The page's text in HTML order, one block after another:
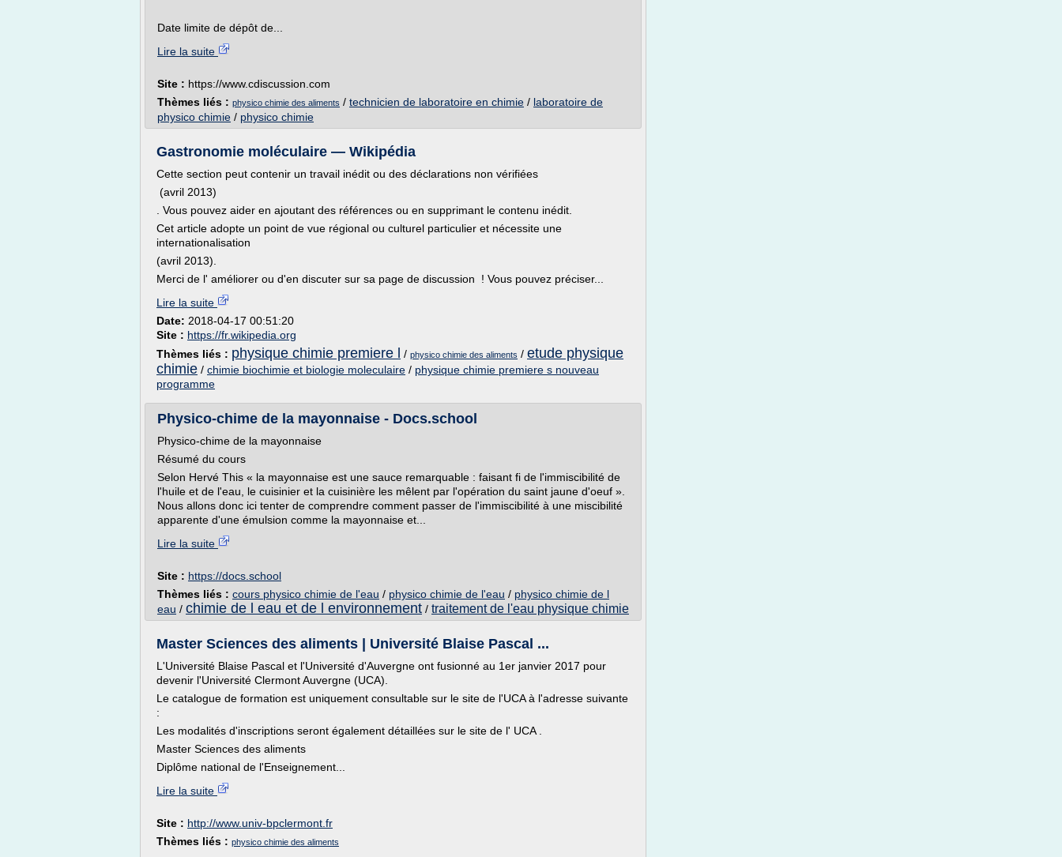
Date limite de dépôt de...
Lire la suite
Site : https://www.cdiscussion.com
Thèmes liés : physico chimie des aliments / technicien de laboratoire en chimie / laboratoire de
physico chimie / physico chimie
Gastronomie moléculaire — Wikipédia
Cette section peut contenir un travail inédit ou des déclarations non vérifiées
(avril 2013)
. Vous pouvez aider en ajoutant des références ou en supprimant le contenu inédit.
Cet article adopte un point de vue régional ou culturel particulier et nécessite une
internationalisation
(avril 2013).
Merci de l' améliorer ou d'en discuter sur sa page de discussion ! Vous pouvez préciser...
Lire la suite
Date: 2018-04-17 00:51:20
Site : https://fr.wikipedia.org
Thèmes liés : physique chimie premiere l / physico chimie des aliments / etude physique
chimie / chimie biochimie et biologie moleculaire / physique chimie premiere s nouveau
programme
Physico-chime de la mayonnaise - Docs.school
Physico-chime de la mayonnaise
Résumé du cours
Selon Hervé This « la mayonnaise est une sauce remarquable : faisant fi de l'immiscibilité de
l'huile et de l'eau, le cuisinier et la cuisinière les mêlent par l'opération du saint jaune d'oeuf ».
Nous allons donc ici tenter de comprendre comment passer de l'immiscibilité à une miscibilité
apparente d'une émulsion comme la mayonnaise et...
Lire la suite
Site : https://docs.school
Thèmes liés : cours physico chimie de l'eau / physico chimie de l'eau / physico chimie de l
eau / chimie de l eau et de l environnement / traitement de l'eau physique chimie
Master Sciences des aliments | Université Blaise Pascal ...
L'Université Blaise Pascal et l'Université d'Auvergne ont fusionné au 1er janvier 2017 pour
devenir l'Université Clermont Auvergne (UCA).
Le catalogue de formation est uniquement consultable sur le site de l'UCA à l'adresse suivante
:
Les modalités d'inscriptions seront également détaillées sur le site de l' UCA .
Master Sciences des aliments
Diplôme national de l'Enseignement...
Lire la suite
Site : http://www.univ-bpclermont.fr
Thèmes liés : physico chimie des aliments